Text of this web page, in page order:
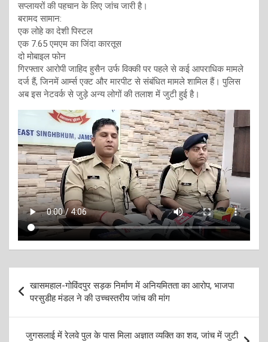
सप्लायरों की पहचान के लिए जांच जारी है।
बरामद सामान:
एक लोहे का देशी पिस्टल
एक 7.65 एमएम का जिंदा कारतूस
दो मोबाइल फोन
गिरफ्तार आरोपी जाहिद हुसैन उर्फ विक्की पर पहले से कई आपराधिक मामले
दर्ज हैं, जिनमें आर्म्स एक्ट और मारपीट से संबंधित मामले शामिल हैं। पुलिस
अब इस नेटवर्क से जुड़े अन्य लोगों की तलाश में जुटी हुई है।
navigation
खासमहाल-गोविंदपुर सड़क निर्माण में अनियमितता का आरोप, भाजपा
परसुडीह मंडल ने की उच्चस्तरीय जांच की मांग
जुगसलाई में रेलवे पुल के पास मिला अज्ञात व्यक्ति का शव, जांच में जुटी